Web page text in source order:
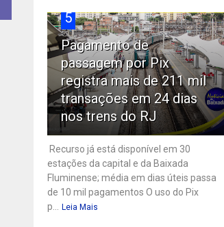
5
Pagamento de
passagem por Pix
registra mais de 211 mil
transações em 24 dias
nos trens do RJ
Recurso já está disponível em 30
estações da capital e da Baixada
Fluminense; média em dias úteis passa
de 10 mil pagamentos O uso do Pix
p...
Leia Mais